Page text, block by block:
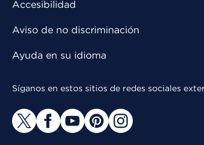
Accesibilidad
Aviso de no discriminación
Ayuda en su idioma
Síganos en estos sitios de redes sociales